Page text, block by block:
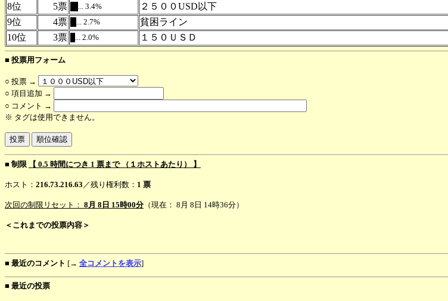
8位
5票 ... 3.4%
２５００USD以下
9位
4票 ... 2.7%
貧困ライン
10位
3票 ... 2.0% １５０ＵＳＤ
■ 投票用フォーム
○ 投票 →
○ 項目追加 →
○ コメント →
※ タグは使用できません。
■ 制限 【 0.5 時間につき 1 票まで （１ホストあたり） 】
ホスト： 216.73.216.63 ／残り権利数： 1 票
次回の制限リセット： 8月 8日 15時00分（現在： 8月 8日 14時36分）
＜これまでの投票内容＞
■ 最近のコメント [→ 全コメントを表示]
■ 最近の投票